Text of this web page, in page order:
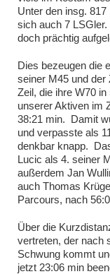
Unter den insg.
sich auch 7
doch prächtig
Dies bezeugen die
seiner M45 und der
Zeil, die ihre W70
unserer Aktiven im
38:21 min. Damit
und verpasste als
denkbar knapp.
Lucic als 4. seiner
außerdem Jan
auch Thomas
Parcours, nach
Über die
vertreten, der nach
Schwung kommt
jetzt 23:06 min